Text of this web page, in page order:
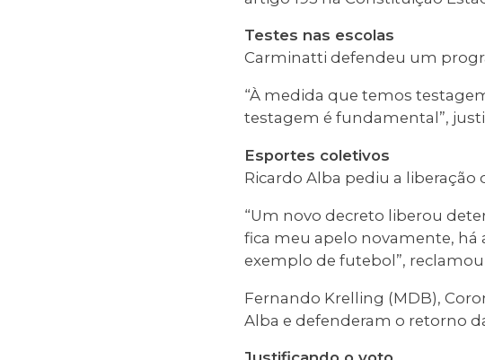
Testes nas escolas
Carminatti defendeu um
“À medida que temos
testagem é fundamental”,
Esportes coletivos
Ricardo Alba pediu a
“Um novo decreto liberou
fica meu apelo novamente, há
exemplo de futebol”, reclamou
Fernando Krelling (MDB),
Alba e defenderam o retorno